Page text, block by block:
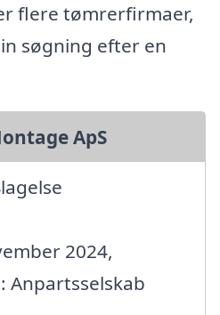
flere tømrerfirmaer,
søgning efter en
ApS
2024,
Anpartsselskab